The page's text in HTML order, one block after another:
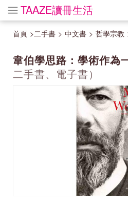
TAAZE讀冊生活
首頁 >二手書 > 中文書 > 哲學宗教
韋伯學思路：學術作為
二手書、電子書）